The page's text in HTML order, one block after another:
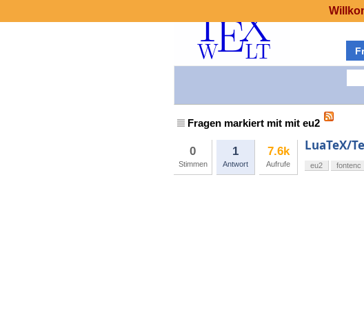
Fragen markiert mit mit eu2
0
Stimmen
1
Antwort
7.6k
Aufrufe
LuaTeX/
eu2 fontenc